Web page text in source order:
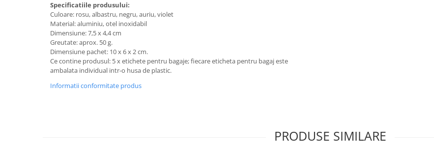
Specificatiile produsului:
Culoare: rosu, albastru, negru, auriu, violet
Material: aluminiu, otel inoxidabil
Dimensiune: 7,5 x 4,4 cm
Greutate: aprox. 50 g.
Dimensiune pachet: 10 x 6 x 2 cm.
Ce contine produsul: 5 x etichete pentru bagaje; fiecare eticheta pentru bagaj este
ambalata individual intr-o husa de plastic.
Informatii conformitate produs
PRODUSE SIMILARE